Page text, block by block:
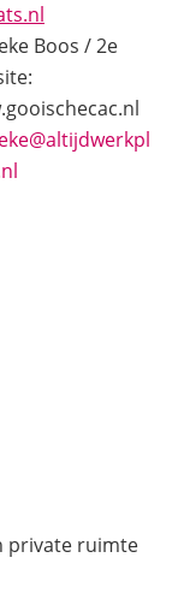
in
venster)
Boos / 2e
private ruimte